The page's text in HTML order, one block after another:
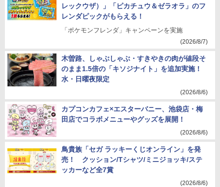
レックウザ）」「ピカチュウ＆ゼラオラ」のフ
レンダピックがもらえる！
「ポケモンフレンダ」キャンペーンを実施
(2026/8/7)
木曽路、しゃぶしゃぶ・すきやきの肉が値段そ
のまま1.5倍の「キソジナイト」を追加実施！
水・日曜夜限定
(2026/8/6)
カプコンカフェ×エスターバニー、池袋店・梅
田店でコラボメニューやグッズを展開！
(2026/8/6)
鳥貴族「セガ ラッキーくじオンライン」を発
売！ クッション/Tシャツ/ミニジョッキ/ステ
ッカーなど全7賞
(2026/8/6)